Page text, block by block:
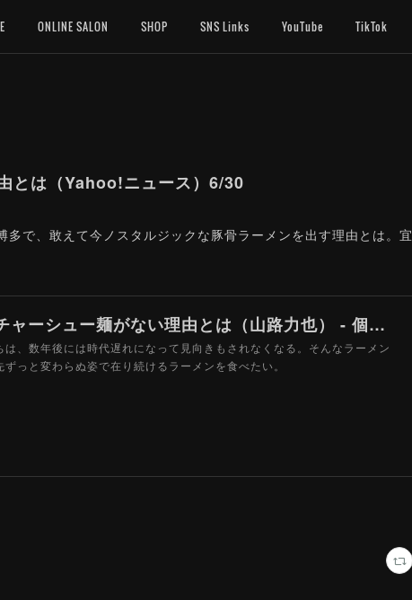
ONLINE SALON SHOP SNS Links YouTube TikTok
とは（Yahoo!ニュース）6/30
で、敢えて今ノスタルジックな豚骨ラーメンを出す理由とは。宜
時代に挑む豚骨ラーメン店 チャーシュー麺がない理由とは（山路力也） - 個人 - Yahoo!ニュース
、数年後には時代遅れになって見向きもされなくなる。そんなラーメン
っと変わらぬ姿で在り続けるラーメンを食べたい。